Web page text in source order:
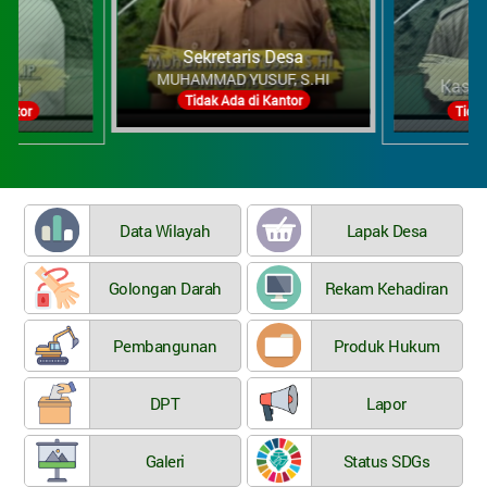
Sekretaris Desa
Tidak Ada di Kantor
Kasi Pemerintahan
RANO, SH
Tidak Ada di Kantor
Data Wilayah Lapak Desa
Golongan Darah Rekam Kehadiran
Pembangunan Produk Hukum
DPT Lapor
Galeri Status SDGs